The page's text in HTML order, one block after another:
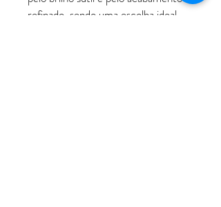
refinado, sendo uma escolha ideal